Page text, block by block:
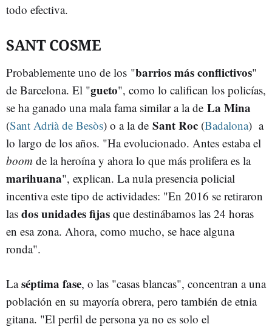
todo efectiva.
SANT COSME
Probablemente uno de los "barrios más conflictivos"
de Barcelona. El "gueto", como lo califican los policías,
se ha ganado una mala fama similar a la de La Mina
(Sant Adrià de Besòs) o a la de Sant Roc (Badalona) a
lo largo de los años. "Ha evolucionado. Antes estaba el
boom de la heroína y ahora lo que más prolifera es la
marihuana", explican. La nula presencia policial
incentiva este tipo de actividades: "En 2016 se retiraron
las dos unidades fijas que destinábamos las 24 horas
en esa zona. Ahora, como mucho, se hace alguna
ronda".
Laséptima fase, o las "casas blancas", concentran a una
población en su mayoría obrera, pero también de etnia
gitana. "El perfil de persona ya no es solo el